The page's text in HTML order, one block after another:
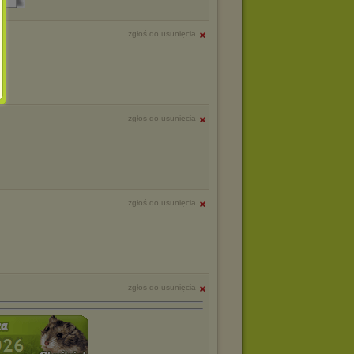
zgłoś do usunięcia
zgłoś do usunięcia
zgłoś do usunięcia
zgłoś do usunięcia